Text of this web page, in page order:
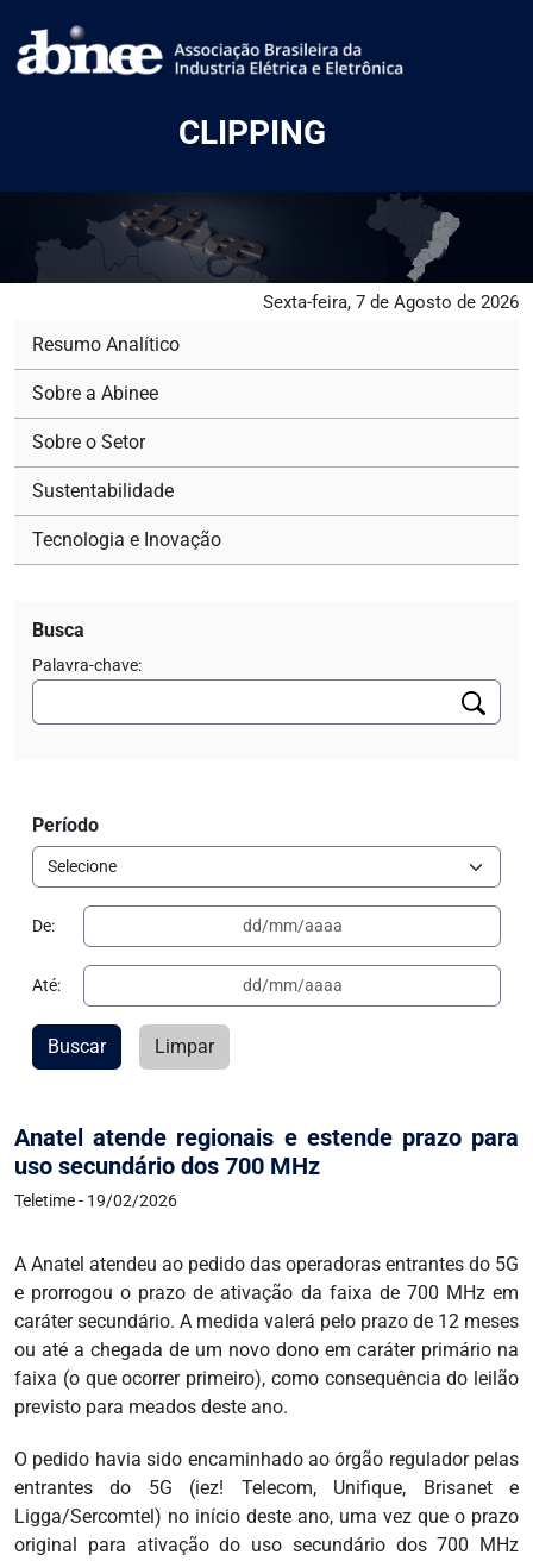
CLIPPING
Sexta-feira, 7 de Agosto de 2026
Anatel atende regionais e estende prazo para
uso secundário dos 700 MHz
Teletime - 19/02/2026
A Anatel atendeu ao pedido das operadoras entrantes do 5G
e prorrogou o prazo de ativação da faixa de 700 MHz em
caráter secundário. A medida valerá pelo prazo de 12 meses
ou até a chegada de um novo dono em caráter primário na
faixa (o que ocorrer primeiro), como consequência do leilão
previsto para meados deste ano.
O pedido havia sido encaminhado ao órgão regulador pelas
entrantes do 5G (iez! Telecom, Unifique, Brisanet e
Ligga/Sercomtel) no início deste ano, uma vez que o prazo
original para ativação do uso secundário dos 700 MHz
Resumo Analítico
Sobre a Abinee
Sobre o Setor
Sustentabilidade
Tecnologia e Inovação
Busca
Palavra-chave:
Período
De:
Até:
Buscar Limpar